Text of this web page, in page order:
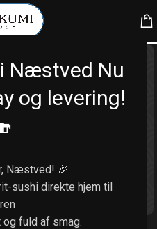
Næstved Nu
og levering!
Næstved! 🎉
sushi direkte hjem til
fuld af smag.